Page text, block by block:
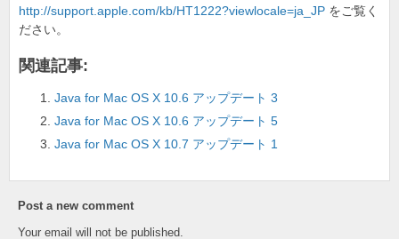
http://support.apple.com/kb/HT1222?viewlocale=ja_JP をご覧く
ださい。
関連記事:
Java for Mac OS X 10.6 アップデート 3
Java for Mac OS X 10.6 アップデート 5
Java for Mac OS X 10.7 アップデート 1
Post a new comment
Your email will not be published.